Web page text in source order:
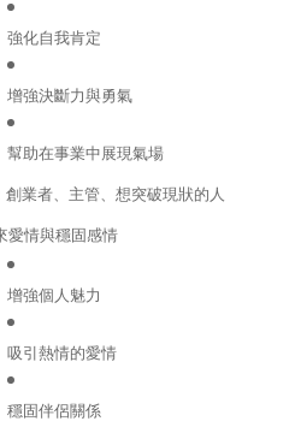
強化自我肯定
增強決斷力與勇氣
幫助在事業中展現氣場
創業者、主管、想突破現狀的人
愛情與穩固感情
增強個人魅力
吸引熱情的愛情
穩固伴侶關係